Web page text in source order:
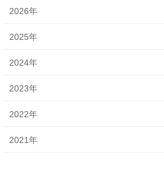
2026年
2025年
2024年
2023年
2022年
2021年